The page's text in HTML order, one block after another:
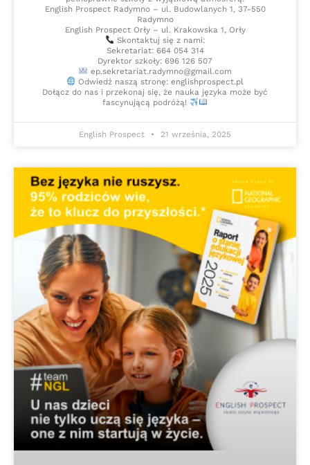
English Prospect Radymno – ul. Budowlanych 1, 37-550
Radymno
English Prospect Orły – ul. Krakowska 1, Orły
Skontaktuj się z nami:
Sekretariat: 664 054 314
Dyrektor szkoły: 696 126 507
ep.sekretariat.radymno@gmail.com
Odwiedź naszą stronę: englishprospect.pl
Dołącz do nas i przekonaj się, że nauka języka może być
fascynującą podróżą!
English Prospect 21 września, 2025